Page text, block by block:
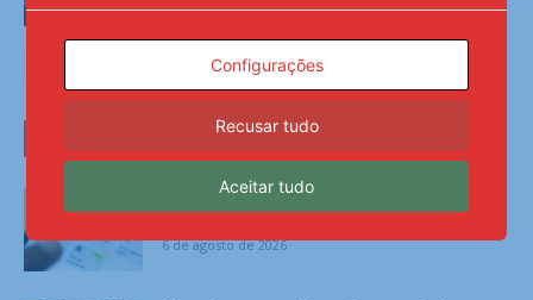
Últimas Notícias
Pix amplia participação nos pagamentos
em bares e restaurantes
6 de agosto de 2026
Configurações
Recusar tudo
Aceitar tudo